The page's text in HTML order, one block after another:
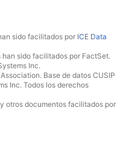
sido facilitados por ICE Data
sido facilitados por FactSet.
Inc.
Base de datos CUSIP
Inc. Todos los derechos
otros documentos facilitados por